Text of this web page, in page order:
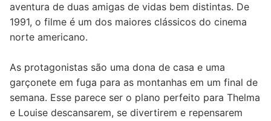
aventura de duas amigas de vidas bem distintas. De
1991, o filme é um dos maiores clássicos do cinema
norte americano.
As protagonistas são uma dona de casa e uma
garçonete em fuga para as montanhas em um final de
semana. Esse parece ser o plano perfeito para Thelma
e Louise descansarem, se divertirem e repensarem